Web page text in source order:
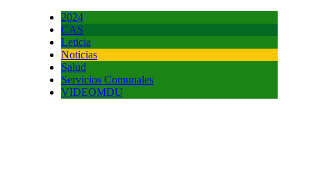
2024
CAS
Leticia
Noticias
Salud
Servicios Comunales
VIDEOMDU